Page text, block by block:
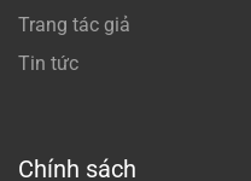
Trang tác giả
Tin tức
Chính sách